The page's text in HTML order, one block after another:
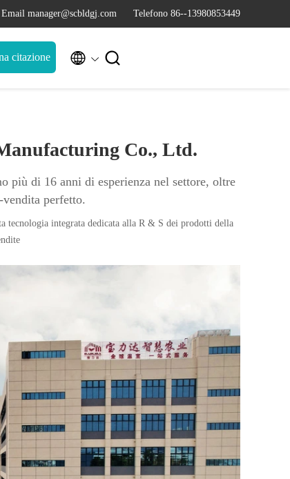
Email manager@scbldgj.com Telefono 86--13980853449
citazione  
Co., Ltd.
più di 16 anni di esperienza nel settore, oltre
perfetto.
tecnologia integrata dedicata alla R & S dei prodotti della